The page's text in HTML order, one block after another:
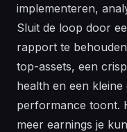
implementeren,
Sluit de loop door
rapport te
top-assets, een
health en een
performance toont.
meer earnings je